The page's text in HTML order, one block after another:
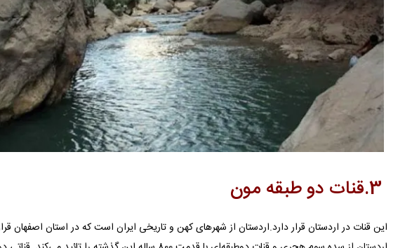
این قنات در اردستان قرار دارد.اردستان از شهرهای كهن و تاریخی ایران است كه در استان اصفهان